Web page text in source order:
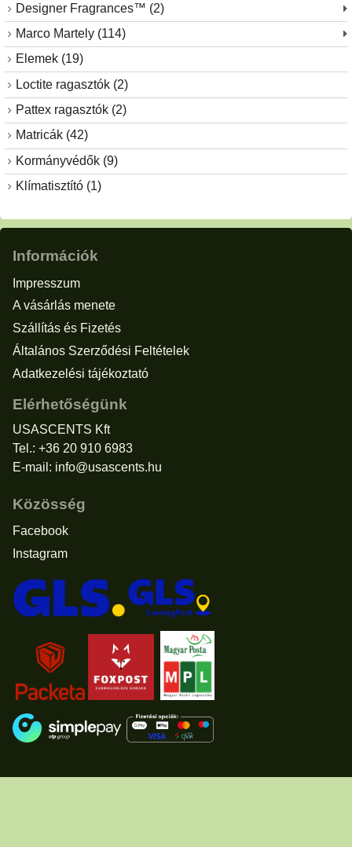
Designer Fragrances™ (2)
Marco Martely (114)
Elemek (19)
Loctite ragasztók (2)
Pattex ragasztók (2)
Matricák (42)
Kormányvédők (9)
Klímatisztító (1)
Információk
Impresszum
A vásárlás menete
Szállítás és Fizetés
Általános Szerződési Feltételek
Adatkezelési tájékoztató
Elérhetőségünk
USASCENTS Kft
Tel.: +36 20 910 6983
E-mail: info@usascents.hu
Közösség
Facebook
Instagram